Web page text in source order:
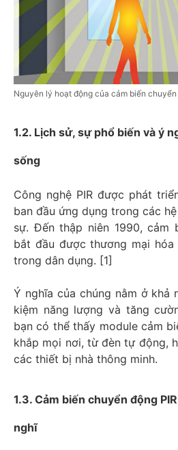
Nguyên lý hoạt động của cảm biến
1.2. Lịch sử, sự phổ biến và ý
sống
Công nghệ PIR được phát
ban đầu ứng dụng trong các
sự. Đến thập niên 1990, cảm
bắt đầu được thương mại
trong dân dụng. [1]
Ý nghĩa của chúng nằm ở khả
kiệm năng lượng và tăng
bạn có thể thấy module cảm
khắp mọi nơi, từ đèn tự động,
các thiết bị nhà thông minh.
1.3. Cảm biến chuyển động
nghĩ